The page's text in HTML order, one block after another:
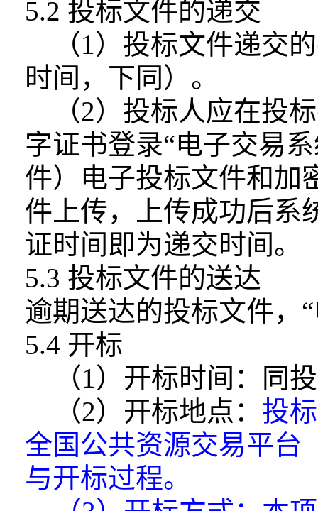
5.2 投标文件的递交
（1）投标文件递交
时间，下同）。
（2）投标人应在投
字证书登录“电子交易
件）电子投标文件和加
件上传，上传成功后系
证时间即为递交时间。
5.3 投标文件的送达
逾期送达的投标文件，
5.4 开标
（1）开标时间：同
（2）开标地点： 投
全国公共资源交易平台
与开标过程。